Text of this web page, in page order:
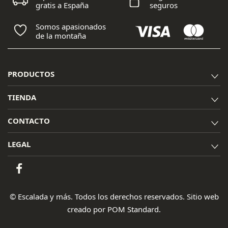
gratis a España
seguros
Somos apasionados
de la montaña
PRODUCTOS
TIENDA
CONTACTO
LEGAL
© Escalada y más. Todos los derechos reservados. Sitio web
creado por POM Standard.